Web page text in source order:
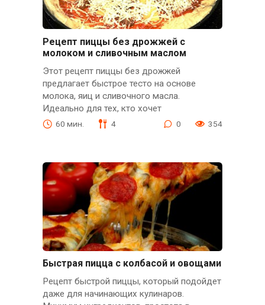
Рецепт пиццы без дрожжей с
молоком и сливочным маслом
Этот рецепт пиццы без дрожжей
предлагает быстрое тесто на основе
молока, яиц и сливочного масла.
Идеально для тех, кто хочет
60 мин. 4 0 354
Быстрая пицца с колбасой и овощами
Рецепт быстрой пиццы, который подойдет
даже для начинающих кулинаров.